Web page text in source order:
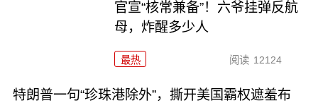
官宣“核常兼备”！六爷挂弹反航
母，炸醒多少人
最热 阅读 12124
特朗普一句“珍珠港除外”，撕开美国霸权遮羞布